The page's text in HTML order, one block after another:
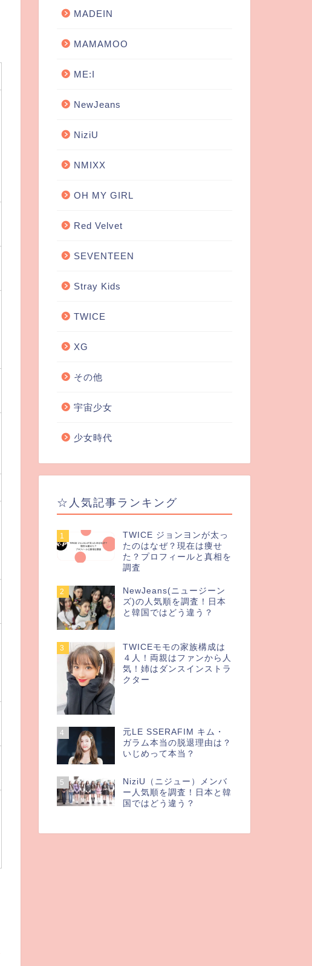
MADEIN
MAMAMOO
ME:I
NewJeans
NiziU
NMIXX
OH MY GIRL
Red Velvet
SEVENTEEN
Stray Kids
TWICE
XG
その他
宇宙少女
少女時代
☆人気記事ランキング
1
TWICE ジョンヨンが太っ
たのはなぜ？現在は痩せ
た？プロフィールと真相を
調査
2
NewJeans(ニュージーン
ズ)の人気順を調査！日本
と韓国ではどう違う？
3
TWICEモモの家族構成は
４人！両親はファンから人
気！姉はダンスインストラ
クター
4
元LE SSERAFIM キム・
ガラム本当の脱退理由は？
いじめって本当？
5
NiziU（ニジュー）メンバ
ー人気順を調査！日本と韓
国ではどう違う？